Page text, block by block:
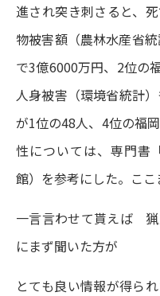
進され突き刺さると、
物被害額（農林水産省
で3億6000万円、2位の
人身被害（環境省統計
が1位の48人、4位の福
性については、専門書
館）を参考にした。ここ
一言言わせて貰えば
にまず聞いた方が
とても良い情報が得ら